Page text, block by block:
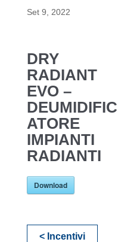
Set 9, 2022
DRY
RADIANT
EVO –
DEUMIDIFIC
ATORE
IMPIANTI
RADIANTI
Download
< Incentivi